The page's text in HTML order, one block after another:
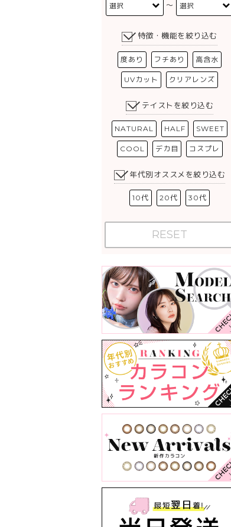
〜
特徴・機能を絞り込む
度あり フチあり 高含水
UVカット クリアレンズ
テイストを絞り込む
NATURAL HALF SWEET
COOL デカ目 コスプレ
年代別オススメを絞り込む
10代 20代 30代
RESET